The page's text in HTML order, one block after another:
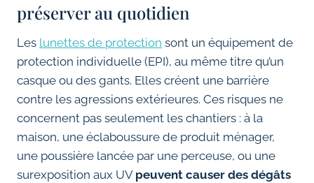
préserver au quotidien
Les lunettes de protection sont un équipement de
protection individuelle (EPI), au même titre qu’un
casque ou des gants. Elles créent une barrière
contre les agressions extérieures. Ces risques ne
concernent pas seulement les chantiers : à la
maison, une éclaboussure de produit ménager,
une poussière lancée par une perceuse, ou une
surexposition aux UV peuvent causer des dégâts